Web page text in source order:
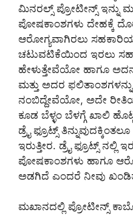
ಮಿನರಲ್ಸ್ ಪ್ರೋಟೀನ್ಸ್ ಇನ್ನು
ಪೋಷಕಾಂಶಗಳು ದೇಹಕ್ಕೆ
ಆರೋಗ್ಯವಾಗಿರಲು
ಚಟುವಟಿಕೆಯಿಂದ ಇರಲು
ಹೇಳುತ್ತೇವೆಯೋ ಹಾಗೂ
ಮತ್ತು ಅದರ
ನಂಬಿದ್ದೇವೆಯೋ, ಅದೇ
ಕೂಡ ಬೆಳ್ಳಂ ಬೆಳಗ್ಗೆ ಖಾಲಿ
ಡ್ರೈ ಫ್ರೂಟ್ಸ್
ಇರುತ್ತೀರ. ಡ್ರೈ ಫ್ರೂಟ್ಸ್ ನಲ್ಲಿ
ಪೋಷಕಾಂಶಗಳು ಹಾಗೂ
ಅಡಗಿದೆ ಎಂದರೆ ನೀವು
ಮಖಾನದಲ್ಲಿ ಪ್ರೋಟೀನ್ಸ್